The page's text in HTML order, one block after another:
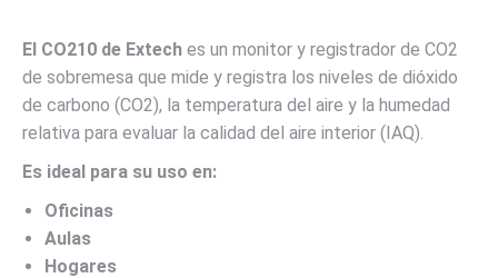
El CO210 de Extech es un monitor y registrador de CO2
de sobremesa que mide y registra los niveles de dióxido
de carbono (CO2), la temperatura del aire y la humedad
relativa para evaluar la calidad del aire interior (IAQ).
Es ideal para su uso en:
Oficinas
Aulas
Hogares